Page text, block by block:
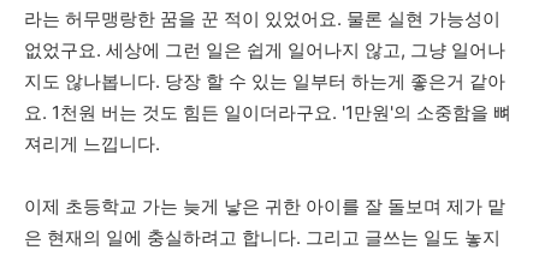
라는 허무맹랑한 꿈을 꾼 적이 있었어요. 물론 실현 가능성이
없었구요. 세상에 그런 일은 쉽게 일어나지 않고, 그냥 일어나
지도 않나봅니다. 당장 할 수 있는 일부터 하는게 좋은거 같아
요. 1천원 버는 것도 힘든 일이더라구요. '1만원'의 소중함을 뼈
져리게 느낍니다.
이제 초등학교 가는 늦게 낳은 귀한 아이를 잘 돌보며 제가 맡
은 현재의 일에 충실하려고 합니다. 그리고 글쓰는 일도 놓지